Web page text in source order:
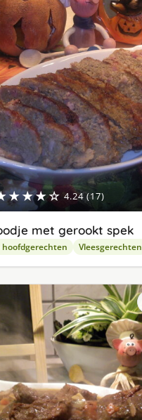
4.24 (17)
met gerookt spek
Vleesgerechten